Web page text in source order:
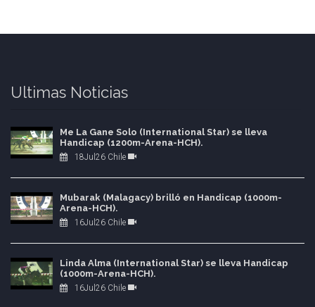
Ultimas Noticias
Me La Gane Solo (International Star) se lleva
Handicap (1200m-Arena-HCH).
18Jul26 Chile
Mubarak (Malagacy) brilló en Handicap (1000m-
Arena-HCH).
16Jul26 Chile
Linda Alma (International Star) se lleva Handicap
(1000m-Arena-HCH).
16Jul26 Chile